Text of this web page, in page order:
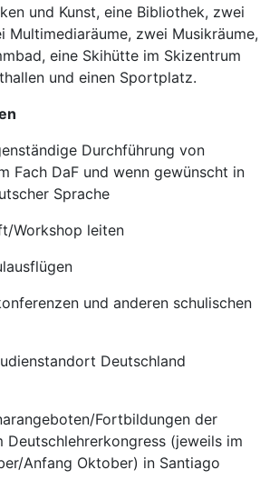
und Kunst, eine Bibliothek, zwei
Multimediaräume, zwei Musikräume,
eine Skihütte im Skizentrum
und einen Sportplatz.
Durchführung von
Fach DaF und wenn gewünscht in
Sprache
Workshop leiten
und anderen schulischen
Deutschland
Fortbildungen der
Deutschlehrerkongress (jeweils im
Anfang Oktober) in Santiago